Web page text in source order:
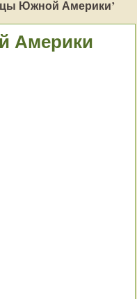
Южной Америки’
Америки